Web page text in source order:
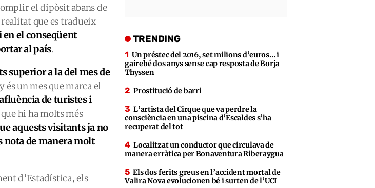
el dipòsit abans de
que es tradueix
el conseqüent
al país.
superior a la del mes de
un mes que marca el
de turistes i
que hi ha molts més
aquests visitants ja no
nota de manera molt
d’Estadística, els
TRENDING
Un préstec del 2016, set milions d’euros… i
gairebé dos anys sense cap resposta de Borja
Thyssen
Prostitució de barri
L’artista del Cirque que va perdre la
consciència en una piscina d’Escaldes s’ha
recuperat del tot
Localitzat un conductor que circulava de
manera erràtica per Bonaventura Riberaygua
Els dos ferits greus en l’accident mortal de
Valira Nova evolucionen bé i surten de l’UCI